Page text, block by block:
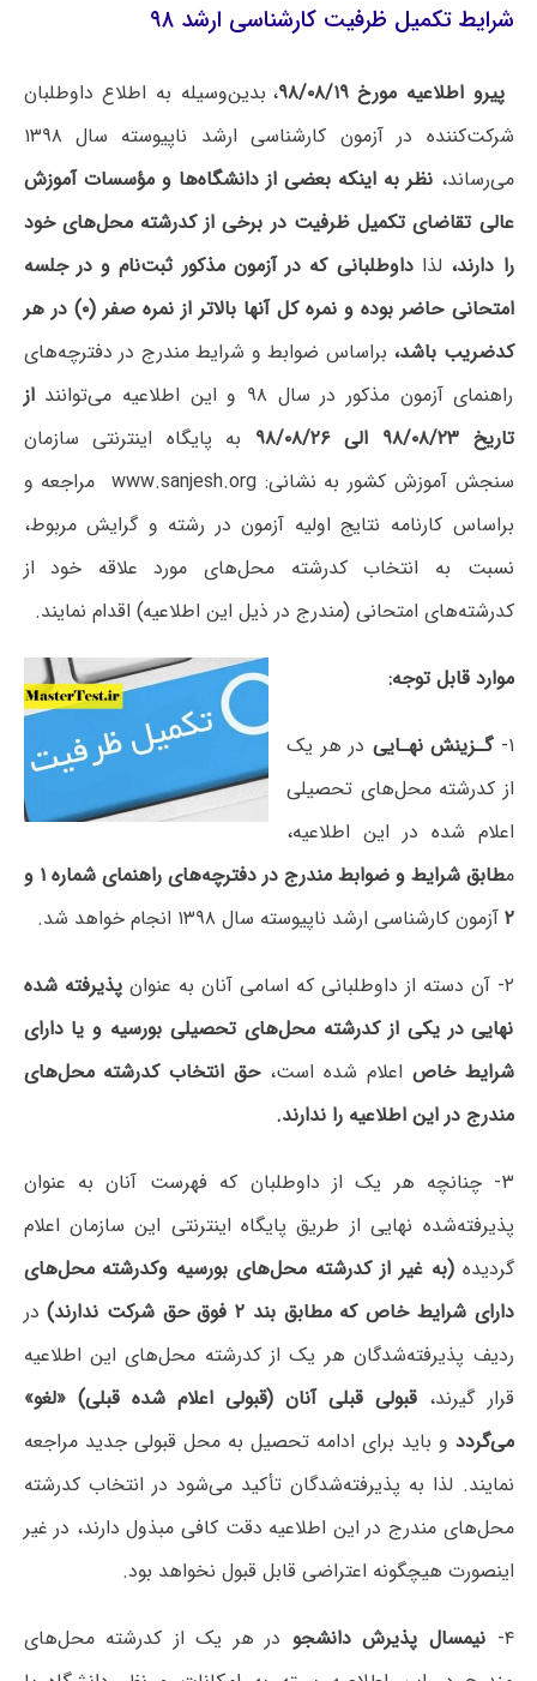
شرایط تکمیل ظرفیت کارشناسی ارشد ۹۸
پیرو اطلاعیه مورخ ۹۸/۰۸/۱۹
، بدین‌وسیله‌ به ‌اطلاع‌ داوطلبان‌
شرکت‌کننده در آزمون‌ کارشناسی‌ ارشد ناپیوسته سال ۱۳۹۸
می‌رساند، نظر به‌ اینکه‌ بعضی‌ از دانشگاه‌ها و مؤسسات‌ آموزش‌
عالی تقاضای تکمیل ظرفیت در برخی از کدرشته محل‌های خود
را دارند، لذاداوطلبانی که در آزمون مذکور ثبت‌نام و در جلسه
امتحانی حاضر بوده‌ و نمره کل آنها بالاتر از نمره صفر (۰) در هر
کدضریب باشد، براساس ضوابط و شرایط مندرج در دفترچه‌های
راهنمای آزمون مذکور در سال ۹۸ و این اطلاعیه می‌توانند
از
تاریخ ۹۸/۰۸/۲۳ الی ۹۸/۰۸/۲۶
به پایگاه اینترنتی سازمان
سنجش آموزش کشور به نشانی: www.sanjesh.org مراجعه و
براساس کارنامه نتایج اولیه آزمون در رشته و گرایش مربوط،
نسبت به انتخاب کدرشته محل‌های مورد علاقه خود از
کدرشته‌های امتحانی (مندرج در ذیل این اطلاعیه) اقدام نمایند.
موارد قابل‌ توجه‌:
۱‌- گـزینش‌ نهـایی‌ در هر یک
از کدرشته‌‌ محل‌های تحصیلی‌
اعلام شده در این اطلاعیه،
م
طابق‌ شرایط و ضوابط مندرج‌ در دفترچه‌های‌ راهنمای شماره‌ ۱ و
۲ آزمون‌ کارشناسی‌ ارشد ناپیوسته‌ سال‌ ۱۳۹۸ انجام‌ خواهد شد.
۲‌-‌ آن‌ دسته‌ از داوطلبانی‌ که‌ اسامی‌ آنان‌ به‌ عنوان‌
پذیرفته‌ شده‌
نهایی‌ در یکی‌ از کدرشته‌ محل‌های‌ تحصیلی‌ بورسیه‌ و یا دارای‌
شرایط خاص‌ اعلام‌ شده ‌است، حق‌ انتخاب کدرشته محل‌های
مندرج در این اطلاعیه را ندارند.
۳‌- چنانچه‌ هر یک ‌از داوطلبان که ‌فهرست‌ آنان‌ به‌ عنوان‌
پذیرفته‌‌شده‌ نهایی‌ از طریق پایگاه اینترنتی این سازمان اعلام
‌گردیده‌ (به‌ غیر از کدرشته محل‌های‌ بورسیه‌ وکدرشته‌ محل‌های‌
دارای‌ شرایط خاص‌ که‌ مطابق‌ بند ۲ فوق‌ حق‌ شرکت‌ ندارند)
در
ردیف‌ پذیرفته‌شدگان‌ هر یک ‌از کدرشته‌ محل‌های این اطلاعیه
قرار گیرند، قبولی‌ قبلی ‌آنان‌ (قبولی‌ اعلام‌ شده‌ قبلی) «لغو»‌
می‌گردد و باید برای‌ ادامه ‌تحصیل‌ به‌ محل‌ قبولی‌ جدید مراجعه‌
نمایند. لذا به‌ پذیرفته‌شدگان‌ تأکید می‌شود در انتخاب کدرشته
محل‌های مندرج در این اطلاعیه دقت‌ کافی‌ مبذول‌ دارند، در غیر
اینصورت‌ هیچگونه‌ اعتراضی‌ قابل‌ قبول‌ نخواهد بود.
۴- نیمسال پذیرش دانشجو در هر یک از کدرشته محل‌های